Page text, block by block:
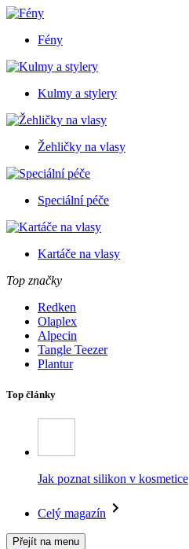
Fény
Kulmy a stylery
Žehličky na vlasy
Speciální péče
Kartáče na vlasy
Top značky
Redken
Olaplex
Alpecin
Tangle Teezer
Plantur
Top články
Jak poznat silikon v kosmetice
Celý magazín
Přejít na menu